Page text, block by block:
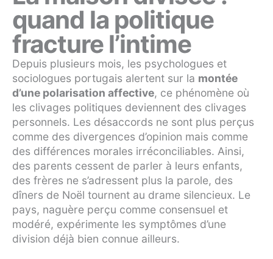
quand la politique
fracture l’intime
Depuis plusieurs mois, les psychologues et
sociologues portugais alertent sur la montée
d’une polarisation affective, ce phénomène où
les clivages politiques deviennent des clivages
personnels. Les désaccords ne sont plus perçus
comme des divergences d’opinion mais comme
des différences morales irréconciliables. Ainsi,
des parents cessent de parler à leurs enfants,
des frères ne s’adressent plus la parole, des
dîners de Noël tournent au drame silencieux. Le
pays, naguère perçu comme consensuel et
modéré, expérimente les symptômes d’une
division déjà bien connue ailleurs.